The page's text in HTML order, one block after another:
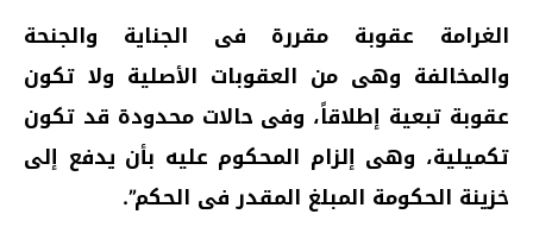
الغرامة عقوبة مقررة فى الجناية والجنحة
والمخالفة وهى من العقوبات الأصلية ولا تكون
عقوبة تبعية إطلاقاً، وفى حالات محدودة قد تكون
تكميلية، وهى إلزام المحكوم عليه بأن يدفع إلى
خزينة الحكومة المبلغ المقدر فى الحكم”.